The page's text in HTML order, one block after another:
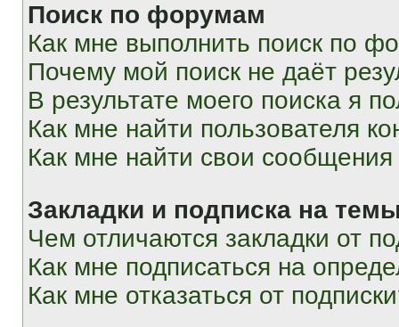
Поиск по форумам
Как мне выполнить поиск по
Почему мой поиск не даёт
В результате моего поиска я
Как мне найти пользователя
Как мне найти свои
Закладки и подписка на
Чем отличаются закладки от
Как мне подписаться на
Как мне отказаться от